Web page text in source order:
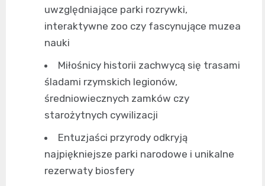
uwzględniające parki rozrywki,
interaktywne zoo czy fascynujące muzea
nauki
Miłośnicy historii zachwycą się trasami
śladami rzymskich legionów,
średniowiecznych zamków czy
starożytnych cywilizacji
Entuzjaści przyrody odkryją
najpiękniejsze parki narodowe i unikalne
rezerwaty biosfery